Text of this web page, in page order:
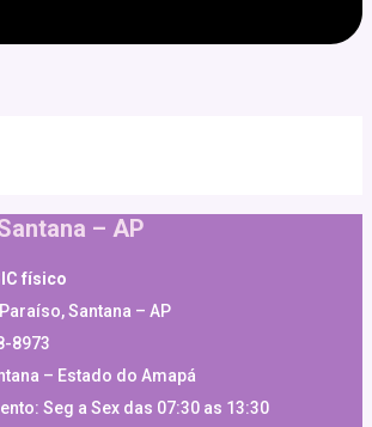
– AP
físico
Santana – AP
8973
– Estado do Amapá
Seg a Sex das 07:30 as 13:30